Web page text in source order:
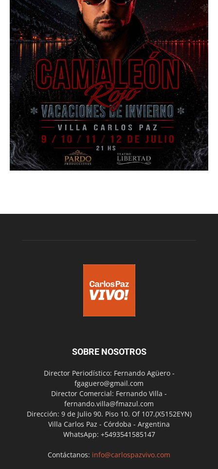
SOBRE NOSOTROS
Director Periodístico: Fernando Agüero -
fgaguero@gmail.com
Director Comercial: Fernando Villa -
fernando.villa@fmazul.com
Dirección: 9 de Julio 90. Piso 10. Of 107.(X5152EYN)
Villa Carlos Paz - Córdoba - Argentina
WhatsApp: +5493541585147
Contáctanos: info@carlospazvivo.com